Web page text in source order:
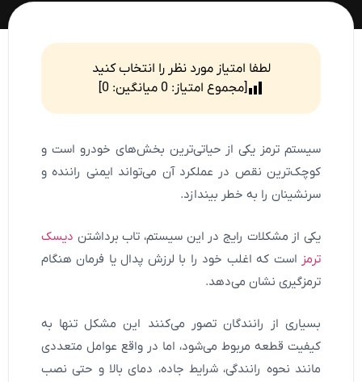
لطفا امتیاز مورد نظر را انتخاب کنید
[مجموع امتیاز: 0 میانگین: 0
]
سیستم ترمز یکی از حیاتی‌ترین بخش‌های خودرو است و
کوچک‌ترین نقص در عملکرد آن می‌تواند ایمنی راننده و
سرنشینان را به خطر بیندازد.
یکی از مشکلات رایج در این سیستم، تاب برداشتن دیسک
ترمز است که اغلب خود را با لرزش پدال یا فرمان هنگام
ترمزگیری نشان می‌دهد.
بسیاری از رانندگان تصور می‌کنند این مشکل تنها به
کیفیت قطعه مربوط می‌شود، اما در واقع عوامل متعددی
مانند نحوه رانندگی، شرایط جاده، دمای بالا و حتی نصب